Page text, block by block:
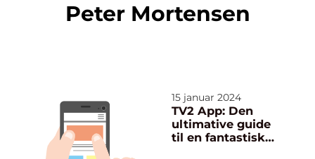
Peter Mortensen
15 januar 2024
TV2 App: Den
ultimative guide
til en fantastisk